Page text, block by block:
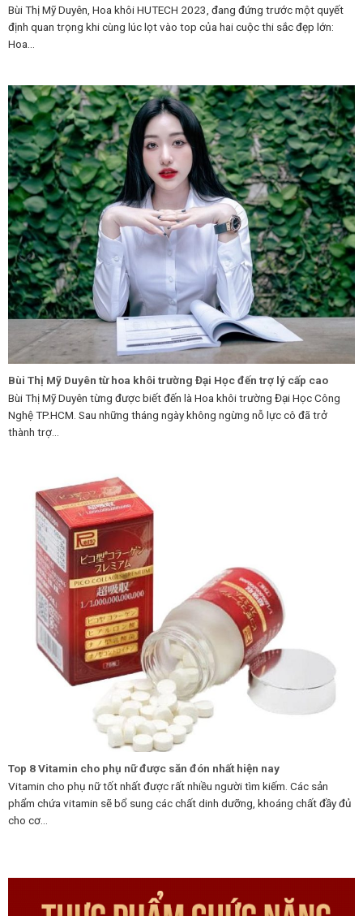
Bùi Thị Mỹ Duyên, Hoa khôi HUTECH 2023, đang đứng trước một quyết
định quan trọng khi cùng lúc lọt vào top của hai cuộc thi sắc đẹp lớn:
Hoa...
Bùi Thị Mỹ Duyên từ hoa khôi trường Đại Học đến trợ lý cấp cao
Bùi Thị Mỹ Duyên từng được biết đến là Hoa khôi trường Đại Học Công
Nghệ TP.HCM. Sau những tháng ngày không ngừng nỗ lực cô đã trở
thành trợ...
Top 8 Vitamin cho phụ nữ được săn đón nhất hiện nay
Vitamin cho phụ nữ tốt nhất được rất nhiều người tìm kiếm. Các sản
phẩm chứa vitamin sẽ bổ sung các chất dinh dưỡng, khoáng chất đầy đủ
cho cơ...